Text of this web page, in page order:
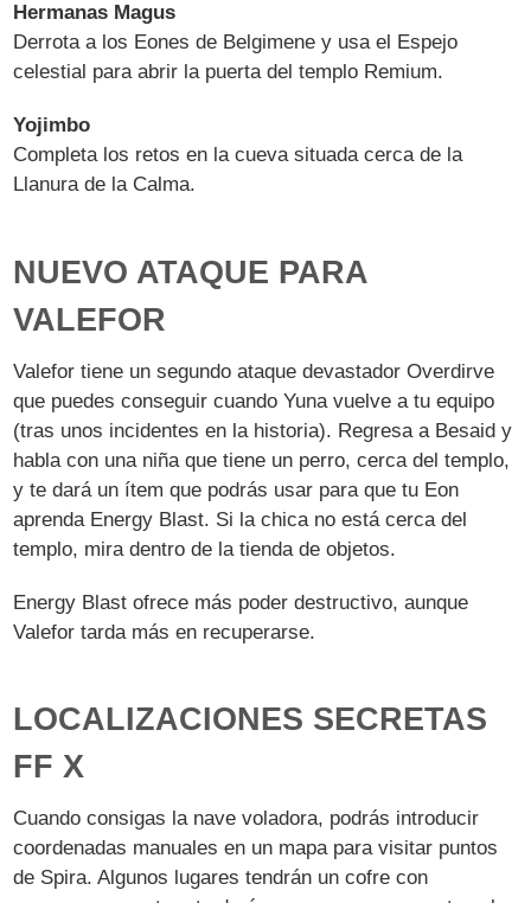
Hermanas Magus
Derrota a los Eones de Belgimene y usa el Espejo
celestial para abrir la puerta del templo Remium.
Yojimbo
Completa los retos en la cueva situada cerca de la
Llanura de la Calma.
NUEVO ATAQUE PARA
VALEFOR
Valefor tiene un segundo ataque devastador Overdirve
que puedes conseguir cuando Yuna vuelve a tu equipo
(tras unos incidentes en la historia). Regresa a Besaid y
habla con una niña que tiene un perro, cerca del templo,
y te dará un ítem que podrás usar para que tu Eon
aprenda Energy Blast. Si la chica no está cerca del
templo, mira dentro de la tienda de objetos.
Energy Blast ofrece más poder destructivo, aunque
Valefor tarda más en recuperarse.
LOCALIZACIONES SECRETAS
FF X
Cuando consigas la nave voladora, podrás introducir
coordenadas manuales en un mapa para visitar puntos
de Spira. Algunos lugares tendrán un cofre con